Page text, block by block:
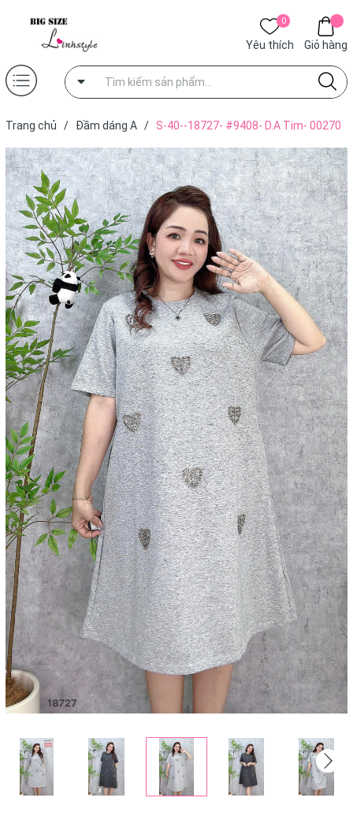
0
Yêu thích Giỏ hàng
Trang chủ / Đầm dáng A / S-40--18727- #9408- D.A Tim- 00270